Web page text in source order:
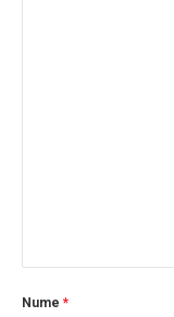
Nume *